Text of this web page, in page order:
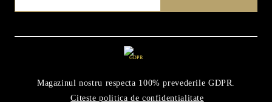
GDPR
Magazinul nostru respecta 100% prevederile GDPR.
Citeste politica de confidentialitate